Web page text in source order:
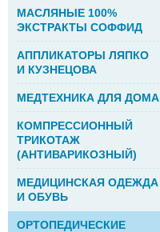
МАСЛЯНЫЕ 100%
ЭКСТРАКТЫ СОФФИД
АППЛИКАТОРЫ ЛЯПКО
И КУЗНЕЦОВА
МЕДТЕХНИКА ДЛЯ ДОМА
КОМПРЕССИОННЫЙ
ТРИКОТАЖ
(АНТИВАРИКОЗНЫЙ)
МЕДИЦИНСКАЯ ОДЕЖДА
И ОБУВЬ
ОРТОПЕДИЧЕСКИЕ